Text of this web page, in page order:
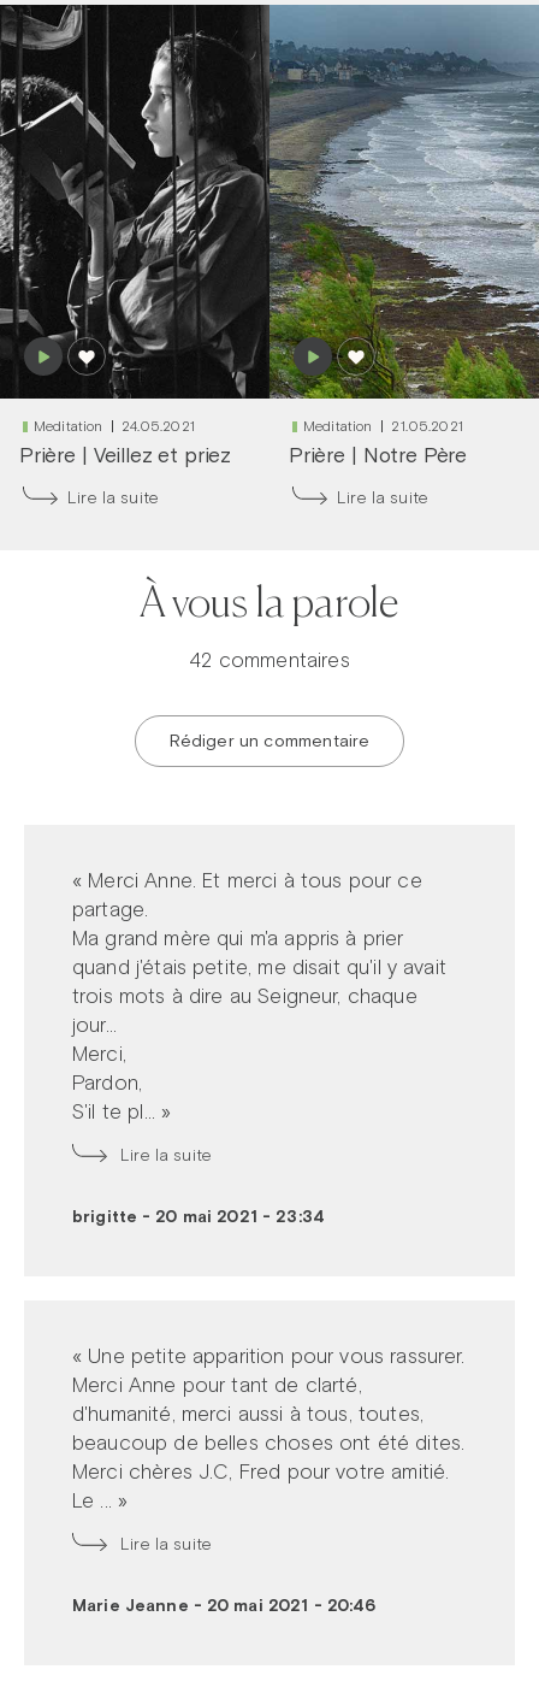
Meditation 24.05.2021
Prière Veillez et priez
Lire la suite
Meditation 21.05.2021
Prière Notre Père
Lire la suite
À vous la parole
42 commentaires
Rédiger un commentaire
« Merci Anne. Et merci à tous pour ce
partage.
Ma grand mère qui m'a appris à prier
quand j'étais petite, me disait qu'il y avait
trois mots à dire au Seigneur, chaque
jour...
Merci,
Pardon,
S'il te pl... »
Lire la suite
brigitte - 20 mai 2021 - 23:34
« Une petite apparition pour vous rassurer.
Merci Anne pour tant de clarté,
d'humanité, merci aussi à tous, toutes,
beaucoup de belles choses ont été dites.
Merci chères J.C, Fred pour votre amitié.
Le ... »
Lire la suite
Marie Jeanne - 20 mai 2021 - 20:46